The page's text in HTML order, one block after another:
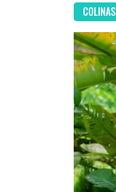
COLINAS